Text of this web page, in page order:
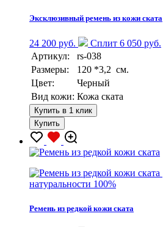
Эксклюзивный ремень из кожи ската
24 200 руб.
Сплит 6 050 руб.
Артикул:
rs-038
Размеры:
120 *3,2 см.
Цвет:
Черный
Вид кожи: Кожа ската
Купить в 1 клик
Купить
натуральности 100%
Ремень из редкой кожи ската